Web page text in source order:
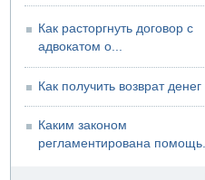
Как расторгнуть договор с
адвокатом о...
Как получить возврат денег
Каким законом
регламентирована